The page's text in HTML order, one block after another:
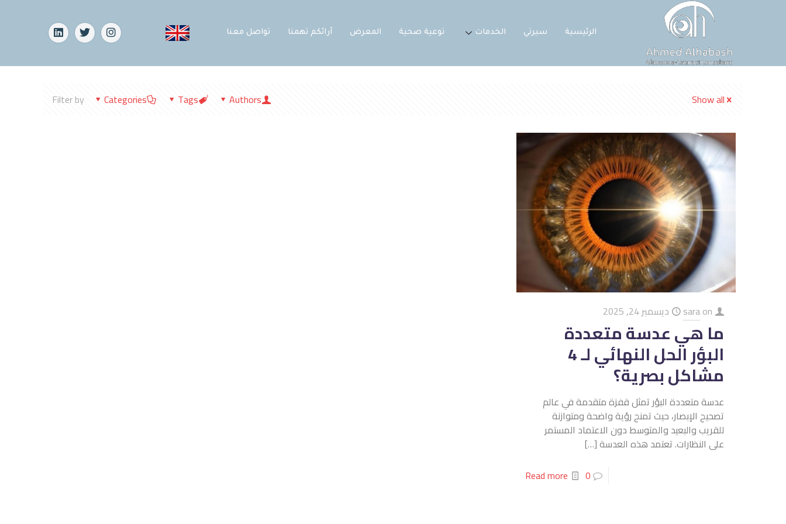
الرئيسية سيرتي الخدمات توعية صحية المعرض آرائكم تهمنا تواصل معنا
Filter by Categories Tags Authors Show all
saraon ديسمبر 24, 2025
ما هي عدسة متعددة
البؤر الحل النهائي لـ 4
مشاكل بصرية؟
عدسة متعددة البؤر تمثل قفزة متقدمة في عالم
تصحيح الإبصار، حيث تمنح رؤية واضحة ومتوازنة
للقريب والبعيد والمتوسط دون الاعتماد المستمر
على النظارات. تعتمد هذه العدسة[…]
0
Read more